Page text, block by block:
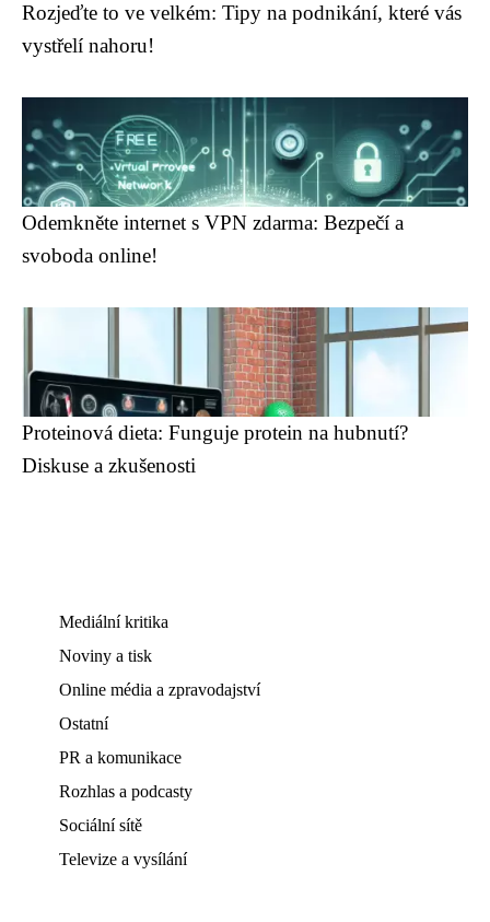
Rozjeďte to ve velkém: Tipy na podnikání, které vás
vystřelí nahoru!
Odemkněte internet s VPN zdarma: Bezpečí a
svoboda online!
Proteinová dieta: Funguje protein na hubnutí?
Diskuse a zkušenosti
Mediální kritika
Noviny a tisk
Online média a zpravodajství
Ostatní
PR a komunikace
Rozhlas a podcasty
Sociální sítě
Televize a vysílání